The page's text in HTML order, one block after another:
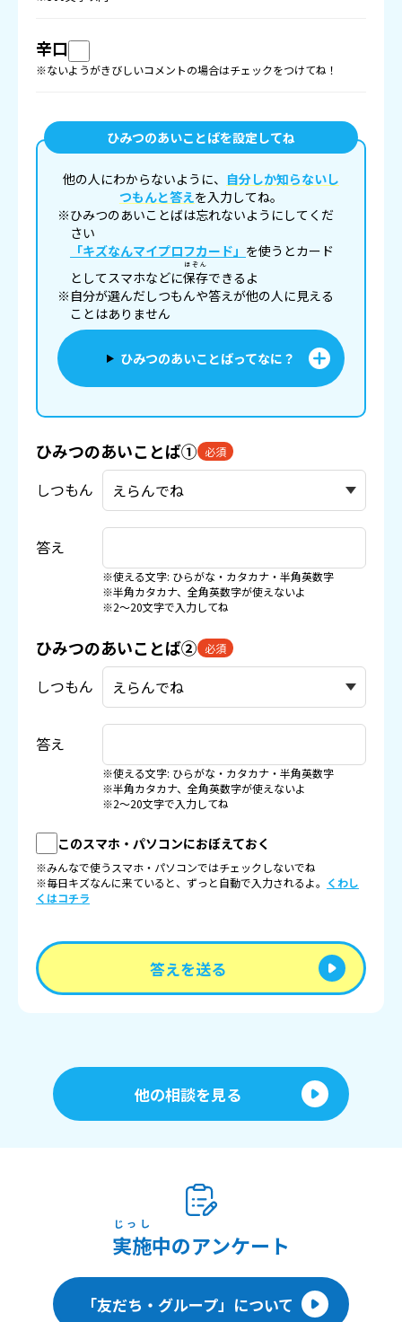
辛口
※ないようがきびしいコメントの場合はチェックをつけてね！
ひみつのあいことばを設定してね
他の人にわからないように、 自分しか知らないし
つもんと答えを入力してね。
※ひみつのあいことばは忘れないようにしてくだ
さい
「キズなんマイプロフカード」 を使うとカード
としてスマホなどに保存
ほぞん
できるよ
※自分が選んだしつもんや答えが他の人に見える
ことはありません
ひみつのあいことばってなに？
ひみつのあいことば① 必須
しつもん
答え
※使える文字: ひらがな・カタカナ・半角英数字
※半角カタカナ、全角英数字が使えないよ
※2〜20文字で入力してね
ひみつのあいことば② 必須
しつもん
答え
※使える文字: ひらがな・カタカナ・半角英数字
※半角カタカナ、全角英数字が使えないよ
※2〜20文字で入力してね
このスマホ・パソコンにおぼえておく
※みんなで使うスマホ・パソコンではチェックしないでね
※毎日キズなんに来ていると、ずっと自動で入力されるよ。 くわし
くはコチラ
答えを送る
他の相談を見る
実施
じっし
中のアンケート
「友だち・グループ」について